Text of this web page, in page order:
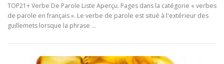
TOP21+ Verbe De Parole Liste Aperçu. Pages dans la catégorie « verbes
de parole en français ». Le verbe de parole est situé à l'extérieur des
guillemets lorsque la phrase …